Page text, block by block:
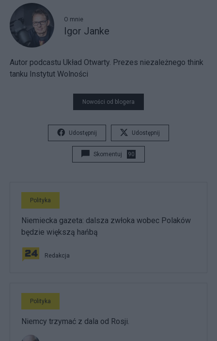
O mnie
Igor Janke
Autor podcastu Układ Otwarty. Prezes niezależnego think
tanku Instytut Wolności
Nowości od blogera
Udostępnij Udostępnij
Skomentuj 90
Polityka
Niemiecka gazeta: dalsza zwłoka wobec Polaków
będzie większą hańbą
Redakcja
Polityka
Niemcy trzymać z dala od Rosji.